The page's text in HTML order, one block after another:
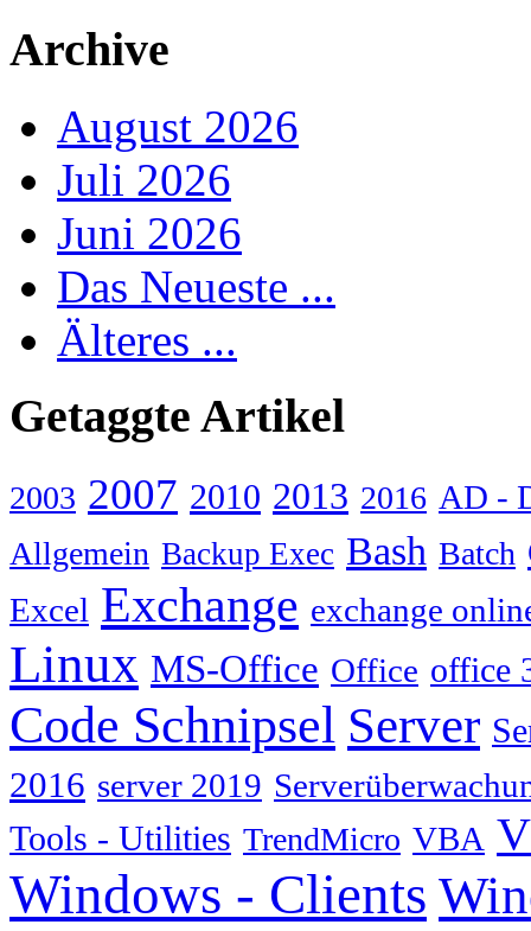
Archive
August 2026
Juli 2026
Juni 2026
Das Neueste ...
Älteres ...
Getaggte Artikel
2003 2007 2010 2013 2016 AD -
Allgemein Backup Exec Bash Batch
Excel Exchange exchange
Linux MS-Office Office office
Code Schnipsel Server
2016 server 2019
Tools - Utilities TrendMicro VBA
Windows - Clients